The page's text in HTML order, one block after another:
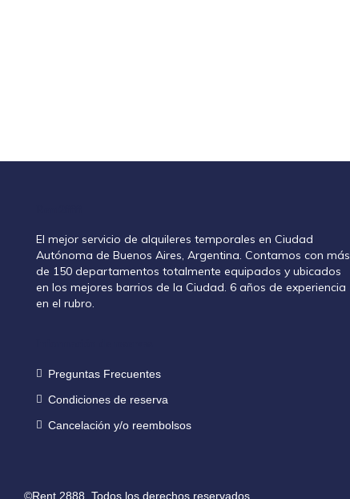
El mejor servicio de alquileres temporales en Ciudad
Autónoma de Buenos Aires, Argentina. Contamos con más
de 150 departamentos totalmente equipados y ubicados
en los mejores barrios de la Ciudad. 6 años de experiencia
en el rubro.
Preguntas Frecuentes
Condiciones de reserva
Cancelación y/o reembolsos
©Rent 2888. Todos los derechos reservados